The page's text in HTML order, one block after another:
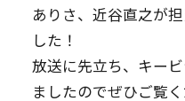
ありさ、近谷直之が
した！
放送に先立ち、キー
ましたのでぜひご覧く